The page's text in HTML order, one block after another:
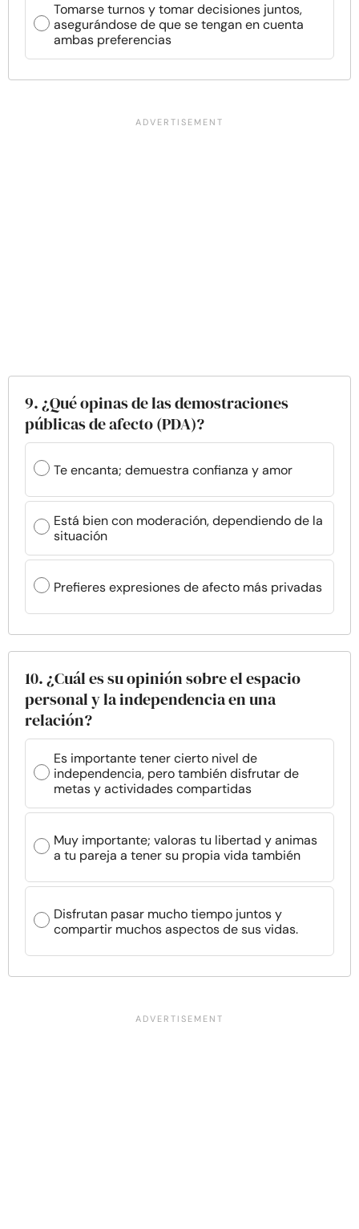
Tomarse turnos y tomar decisiones juntos,
asegurándose de que se tengan en cuenta
ambas preferencias
9. ¿Qué opinas de las demostraciones
públicas de afecto (PDA)?
Te encanta; demuestra confianza y amor
Está bien con moderación, dependiendo de la
situación
Prefieres expresiones de afecto más privadas
10. ¿Cuál es su opinión sobre el espacio
personal y la independencia en una
relación?
Es importante tener cierto nivel de
independencia, pero también disfrutar de
metas y actividades compartidas
Muy importante; valoras tu libertad y animas
a tu pareja a tener su propia vida también
Disfrutan pasar mucho tiempo juntos y
compartir muchos aspectos de sus vidas.